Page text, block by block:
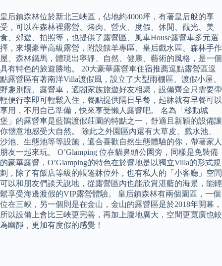
皇后鎮森林位於新北三峽區，佔地約4000坪，有著皇后般的享
受，可以在森林裡露營、烤肉、營火、度假、休閒、觀光、美
食、郊遊、拍照等，也提供了露營區、風車House露營車多元選
擇，來場豪華高級露營，附設餵羊專區、皇后戲水區、森林手作
屋、森林鐵馬，體現出寧靜、自然、健康、藝術的風格，是一個
具有特色的旅遊勝地。 20大豪華露營車住宿推薦逗點露營區逗
點露營區有著南洋Villa渡假風，設立了大型雨棚區、渡假小屋、
野趣別院、露營車，適閤家族旅遊好友相聚，設備齊全只需要帶
輕便行李即可輕鬆入住，餐點提供隔日早餐，起牀就有早餐可以
享用，不用自己準備，快來享受懶人露營吧。 名為「移動城
堡」的露營車是藍鵲渡假莊園的特點之一，舒適且新穎的設備讓
你愜意地感受大自然。 除此之外園區內還有大草皮、戲水池、
沙池、生態池等等設施，適合喜歡自然生態體驗的你，帶著家人
朋友一起來玩。 O’Glamping 位在貓鼻頭公園旁，同樣是免裝備
的豪華露營，O’Glamping的特色在於營地是以獨立Villa的形式規
劃，除了有飯店等級的帳篷牀位外，也有私人的「小客廳」空間
可以和朋友們談天說地，從露營區內也能欣賞湛藍的海景，能輕
鬆享受海邊渡假的VIP露營體驗。 皇后鎮森林有兩個園區，一個
位在三峽，另一個則是在金山，金山的露營區是於2018年開幕，
所以設備上會比三峽更完善，再加上腹地廣大，空間更寬廣也較
為幽靜，更加有度假的感覺！